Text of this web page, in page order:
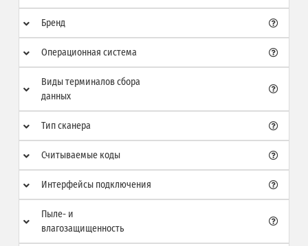
Бренд
Операционная система
Виды терминалов сбора
данных
Тип сканера
Считываемые коды
Интерфейсы подключения
Пыле- и
влагозащищенность